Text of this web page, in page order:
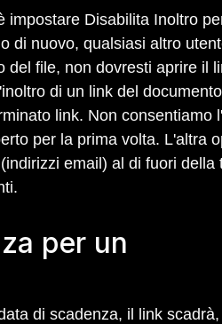
impostare Disabilita Inoltro
di nuovo, qualsiasi altro
file, non dovresti aprire il
di un link del
link. Non consentiamo
per la prima volta. L'altra
email) al di fuori della
per un
di scadenza, il link